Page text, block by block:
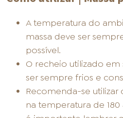
A temperatura do
massa deve ser
possível.
O recheio utilizado em
ser sempre frios e
Recomenda-se
na temperatura de 180